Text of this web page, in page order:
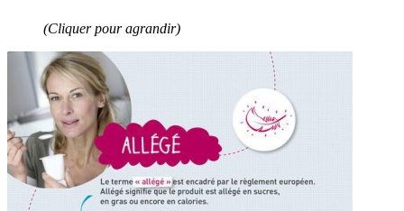
(Cliquer pour agrandir)